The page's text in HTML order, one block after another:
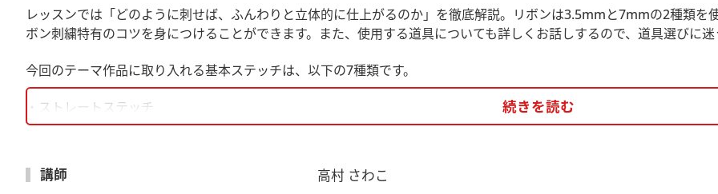
レッスンでは「どのように刺せば、ふんわりと立体的に仕上がるのか」を徹底解説。リボンは3.5mmと7mmの2種類を
ボン刺繍特有のコツを身につけることができます。また、使用する道具についても詳しくお話しするので、道具選びに迷
今回のテーマ作品に取り入れる基本ステッチは、以下の7種類です。
・ストレートステッチ
・フレンチノットステッチ
・スパイダーウェブステッチ
・ギャザードステッチ
続きを読む
講師 高村 さわこ